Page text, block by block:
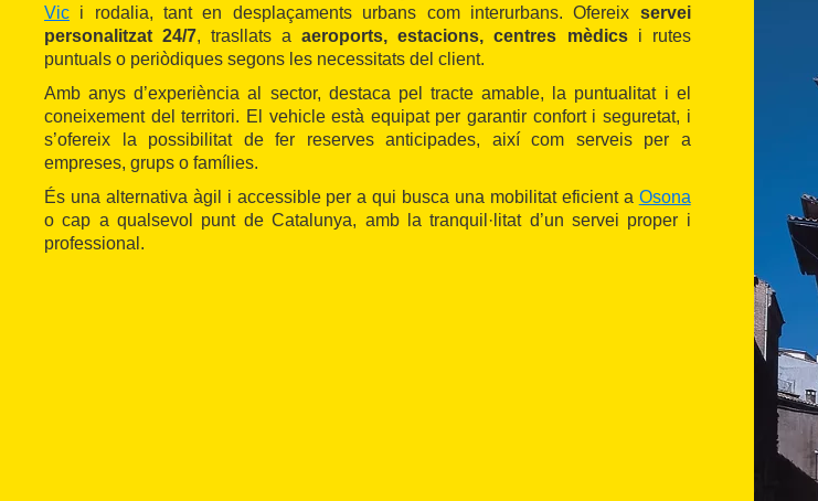
Vic i rodalia, tant en desplaçaments urbans com interurbans. Ofereix servei
personalitzat 24/7, trasllats aaeroports, estacions, centres mèdicsi rutes
puntuals o periòdiques segons les necessitats del client.
Amb anys d’experiència al sector, destaca pel tracte amable, la puntualitat i el
coneixement del territori. El vehicle està equipat per garantir confort i seguretat, i
s’ofereix la possibilitat de fer reserves anticipades, així com serveis per a
empreses, grups o famílies.
És una alternativa àgil i accessible per a qui busca una mobilitat eficient a Osona
o cap a qualsevol punt de Catalunya, amb la tranquil·litat d’un servei proper i
professional.